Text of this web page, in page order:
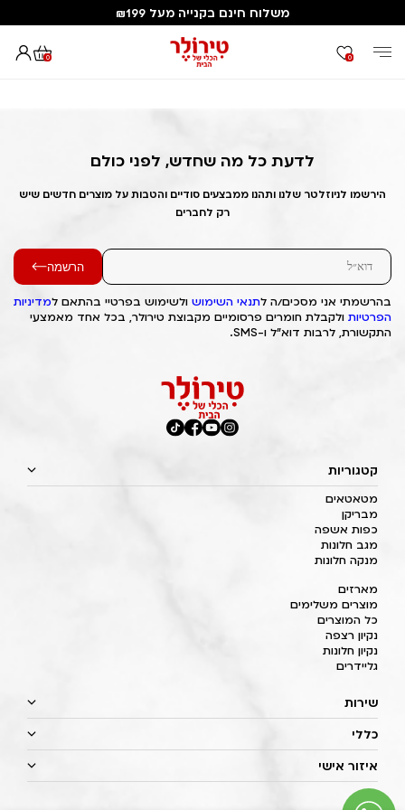
משלוח חינם בקנייה מעל ₪199
0 0
דף הבית Out of Stock Alert 2025/05/03 1746286906
לדעת כל מה שחדש, לפני כולם
הירשמו לניוזלטר שלנו ותהנו ממבצעים סודיים והטבות על מוצרים חדשים שיש
רק לחברים
הרשמה
בהרשמתי אני מסכים/ה לתנאי השימוש ולשימוש בפרטיי בהתאם למדיניות
הפרטיות ולקבלת חומרים פרסומיים מקבוצת טירולר, בכל אחד מאמצעי
התקשורת, לרבות דוא"ל ו-SMS.
קטגוריות
מטאטאים
מבריקן
כפות אשפה
מגב חלונות
מנקה חלונות
מארזים
מוצרים משלימים
כל המוצרים
נקיון רצפה
נקיון חלונות
גליידרים
שירות
כללי
איזור אישי